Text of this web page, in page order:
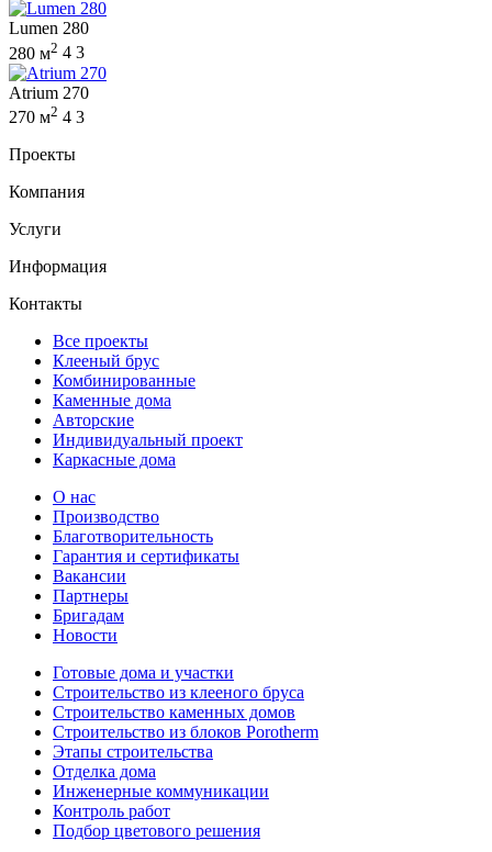
Lumen 280
280 м2 4 3
Atrium 270
270 м2 4 3
Проекты
Компания
Услуги
Информация
Контакты
Все проекты
Клееный брус
Комбинированные
Каменные дома
Авторские
Индивидуальный проект
Каркасные дома
О нас
Производство
Благотворительность
Гарантия и сертификаты
Вакансии
Партнеры
Бригадам
Новости
Готовые дома и участки
Строительство из клееного бруса
Строительство каменных домов
Строительство из блоков Porotherm
Этапы строительства
Отделка дома
Инженерные коммуникации
Контроль работ
Подбор цветового решения